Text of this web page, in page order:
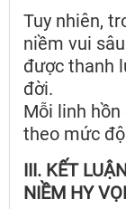
Tuy nhiên,
niềm vui
được thanh
đời.
Mỗi linh hồn
theo mức
III. KẾT
NIỀM HY